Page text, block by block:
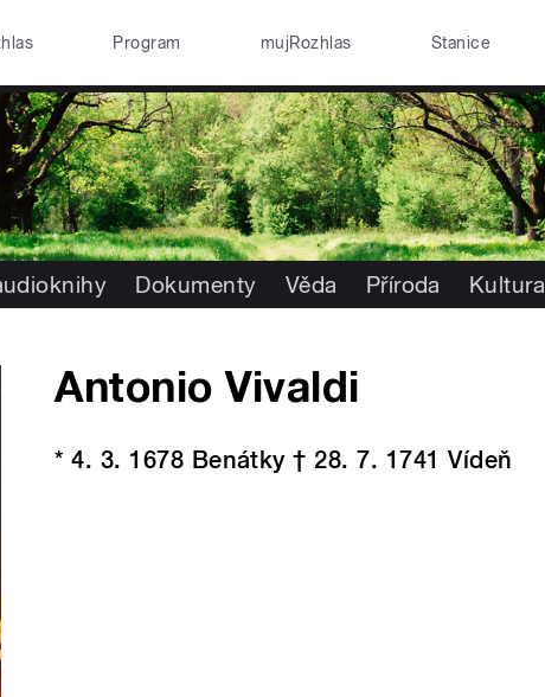
Program mujRozhlas Stanice
Dokumenty Věda Příroda Kultura
Antonio Vivaldi
* 4. 3. 1678 Benátky † 28. 7. 1741 Vídeň